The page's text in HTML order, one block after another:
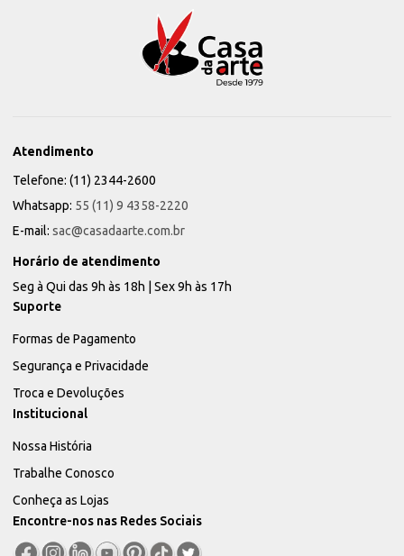
Atendimento
Telefone: (11) 2344-2600
Whatsapp: 55 (11) 9 4358-2220
E-mail: sac@casadaarte.com.br
Horário de atendimento
Seg à Qui das 9h às 18h | Sex 9h às 17h
Suporte
Formas de Pagamento
Segurança e Privacidade
Troca e Devoluções
Institucional
Nossa História
Trabalhe Conosco
Conheça as Lojas
Encontre-nos nas Redes Sociais